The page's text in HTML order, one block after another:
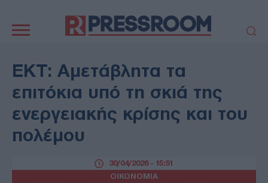
πλοήγηση
ΠΟΛΙΤΙΚΗ
ΕΚΚΛΗΣΙΑ
ΑΜΥΝΑ
ΔΙΕΘΝΗ
ΚΥΠΡΟΣ
MEDIA
AUTO - MOTO
ΓΑΣΤΡΟΝΟΜΙΑ
ΕΚΤ: Αμετάβλητα τα
επιτόκια υπό τη σκιά της
ενεργειακής κρίσης και του
πολέμου
ΟΙΚΟΝΟΜΙΑ
30/04/2026 - 15:51